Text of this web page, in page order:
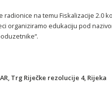
na temu Fiskalizacije 2.0
organiziramo edukaciju pod
Trg Riječke rezolucije 4, Rijeka